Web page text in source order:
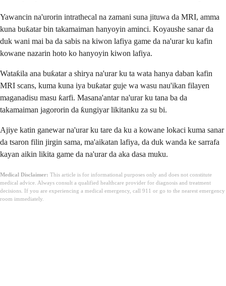
Yawancin na'urorin intrathecal na zamani suna jituwa da MRI, amma
kuna buƙatar bin takamaiman hanyoyin aminci. Koyaushe sanar da
duk wani mai ba da sabis na kiwon lafiya game da na'urar ku kafin
kowane nazarin hoto ko hanyoyin kiwon lafiya.
Wataƙila ana buƙatar a shirya na'urar ku ta wata hanya daban kafin
MRI scans, kuma kuna iya buƙatar guje wa wasu nau'ikan filayen
maganadisu masu ƙarfi. Masana'antar na'urar ku tana ba da
takamaiman jagororin da ƙungiyar likitanku za su bi.
Ajiye katin ganewar na'urar ku tare da ku a kowane lokaci kuma sanar
da tsaron filin jirgin sama, ma'aikatan lafiya, da duk wanda ke sarrafa
kayan aikin likita game da na'urar da aka dasa muku.
Medical Disclaimer: This article is for informational purposes only and does not constitute
medical advice. Always consult a qualified healthcare provider for diagnosis and treatment
decisions. If you are experiencing a medical emergency, call 911 or go to the nearest emergency
room immediately.